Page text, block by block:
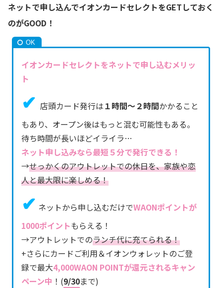
ネットで申し込んでイオンカードセレクトをGETしておく
のがGOOD！
イオンカードセレクトをネットで申し込むメリッ
ト
✔ 店頭カード発行は１時間～２時間かかること
もあり、オープン後はもっと混む可能性もある。
待ち時間が長いほどイライラ…
ネット申し込みなら最短５分で発行できる！
→せっかくのアウトレットでの休日を、家族や恋
人と最大限に楽しめる！
✔ ネットから申し込むだけでWAONポイントが
1000ポイントもらえる！
→アウトレットでのランチ代に充てられる！
+さらにカードご利用＆イオンウォレットのご登
録で最大4,000WAON POINTが還元されるキャン
ペーン中 ！(9/30まで)